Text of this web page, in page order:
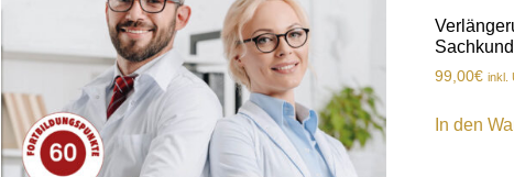
99,00€ inkl.
In den